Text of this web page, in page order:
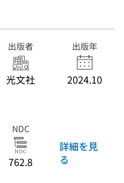
出版者
光文社
出版年
2024.10
NDC
762.8
詳細を見
る